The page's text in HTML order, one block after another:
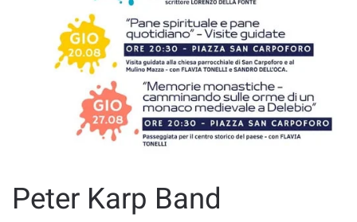
Peter Karp Band